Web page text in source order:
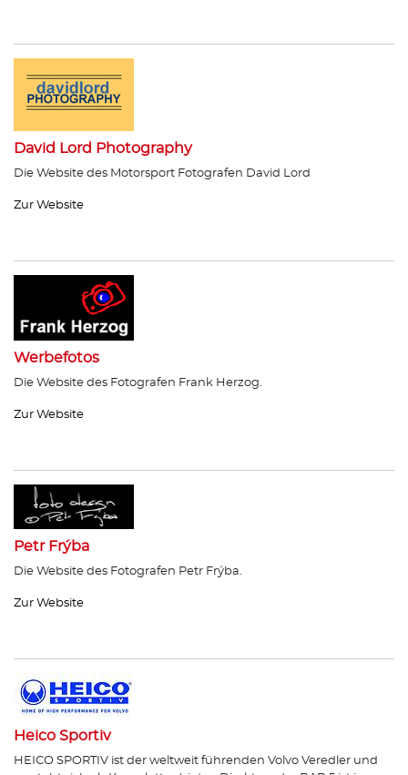
David Lord Photography
Die Website des Motorsport Fotografen David Lord
Zur Website
Werbefotos
Die Website des Fotografen Frank Herzog.
Zur Website
Petr Frýba
Die Website des Fotografen Petr Frýba.
Zur Website
Heico Sportiv
HEICO SPORTIV ist der weltweit führenden Volvo Veredler und